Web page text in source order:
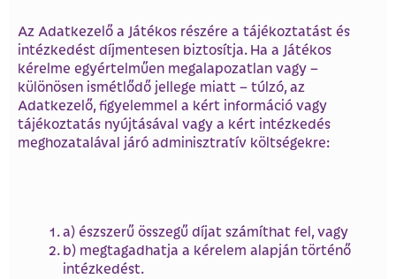
Az Adatkezelő a Játékos részére a tájékoztatást és
intézkedést díjmentesen biztosítja. Ha a Játékos
kérelme egyértelműen megalapozatlan vagy –
különösen ismétlődő jellege miatt – túlzó, az
Adatkezelő, figyelemmel a kért információ vagy
tájékoztatás nyújtásával vagy a kért intézkedés
meghozatalával járó adminisztratív költségekre:
a) észszerű összegű díjat számíthat fel, vagy
b) megtagadhatja a kérelem alapján történő
intézkedést.